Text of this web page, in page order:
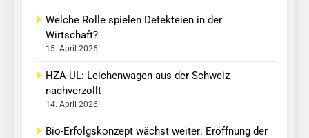
Welche Rolle spielen Detekteien in der
Wirtschaft?
15. April 2026
HZA-UL: Leichenwagen aus der Schweiz
nachverzollt
14. April 2026
Bio-Erfolgskonzept wächst weiter: Eröffnung der